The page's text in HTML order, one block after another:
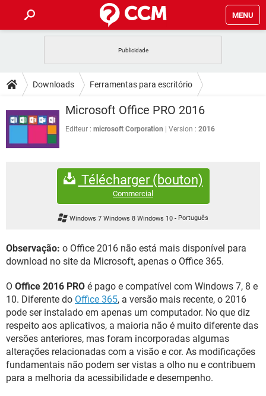
MENU
CELULAR FACEBOOK
OUTLOOK EXCEL
INSTAGRAM GMAIL
GUIA DE COMPRAS
DICAS
JOGOS
CELULAR
GUIA DE COMPRAS
WHATSAPP
CELULAR
EXCEL
GMAIL
FACEBOOK
EXCEL
GMAIL
WHATSAPP
INSTAGRAM GMAIL
Downloads Ferramentas para escritório
Microsoft Office PRO 2016
Editeur : microsoft Corporation Version : 2016
Télécharger (bouton)
Commercial
Windows 7 Windows 8 Windows 10- Português
Observação: o Office 2016 não está mais disponível para
download no site da Microsoft, apenas o Office 365.
O Office 2016 PRO é pago e compatível com Windows 7, 8 e
10. Diferente do Office 365, a versão mais recente, o 2016
pode ser instalado em apenas um computador. No que diz
respeito aos aplicativos, a maioria não é muito diferente das
versões anteriores, mas foram incorporadas algumas
alterações relacionadas com a visão e cor. As modificações
fundamentais não podem ser vistas a olho nu e contribuem
para a melhoria da acessibilidade e desempenho.